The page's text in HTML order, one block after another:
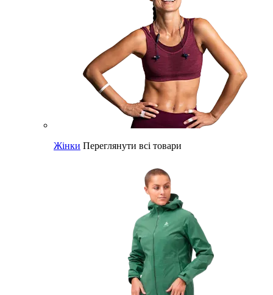
Жінки Переглянути всі товари